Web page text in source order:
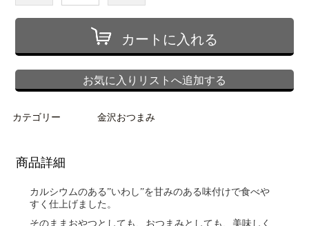
カートに入れる
お気に入りリストへ追加する
カテゴリー 金沢おつまみ
商品詳細
カルシウムのある”いわし”を甘みのある味付けで食べや
すく仕上げました。
そのままおやつとしても、おつまみとしても、美味しく